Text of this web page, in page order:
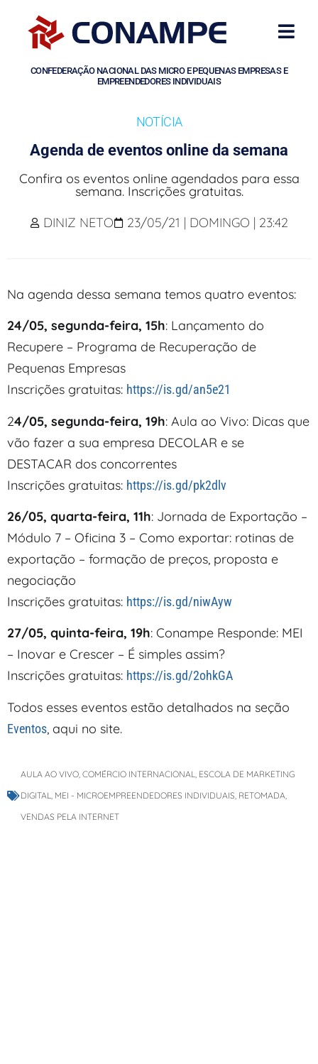
CONFEDERAÇÃO NACIONAL DAS MICRO E PEQUENAS EMPRESAS E
EMPREENDEDORES INDIVIDUAIS
NOTÍCIA
Agenda de eventos online da semana
Confira os eventos online agendados para essa
semana. Inscrições gratuitas.
DINIZ NETO
23/05/21 | DOMINGO | 23:42
Na agenda dessa semana temos quatro eventos:
24/05, segunda-feira, 15h: Lançamento do
Recupere – Programa de Recuperação de
Pequenas Empresas
Inscrições gratuitas: https://is.gd/an5e21
24/05, segunda-feira, 19h: Aula ao Vivo: Dicas que
vão fazer a sua empresa DECOLAR e se
DESTACAR dos concorrentes
Inscrições gratuitas: https://is.gd/pk2dlv
26/05, quarta-feira, 11h: Jornada de Exportação –
Módulo 7 – Oficina 3 – Como exportar: rotinas de
exportação – formação de preços, proposta e
negociação
Inscrições gratuitas: https://is.gd/niwAyw
27/05, quinta-feira, 19h: Conampe Responde: MEI
– Inovar e Crescer – É simples assim?
Inscrições gratuitas: https://is.gd/2ohkGA
Todos esses eventos estão detalhados na seção
Eventos, aqui no site.
AULA AO VIVO, COMÉRCIO INTERNACIONAL, ESCOLA DE MARKETING
DIGITAL, MEI - MICROEMPREENDEDORES INDIVIDUAIS, RETOMADA,
VENDAS PELA INTERNET